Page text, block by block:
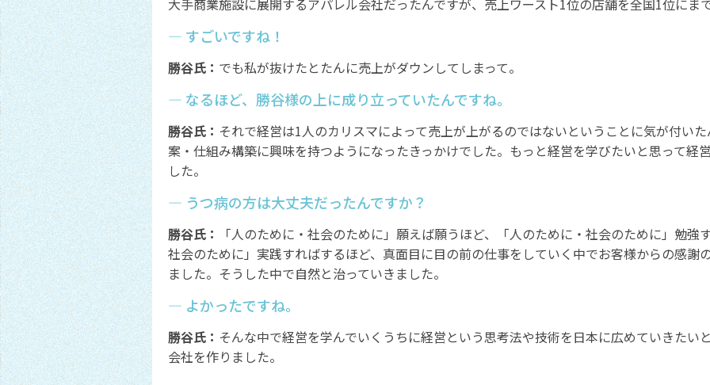
大手商業施設に展開するアパレル会社だったんですが、売上ワースト1位の店舗を全国1位にま
― すごいですね！
勝谷氏： でも私が抜けたとたんに売上がダウンしてしまって。
― なるほど、勝谷様の上に成り立っていたんですね。
勝谷氏： それで経営は1人のカリスマによって売上が上がるのではないということに気が付い
案・仕組み構築に興味を持つようになったきっかけでした。もっと経営を学びたいと思って経
した。
― うつ病の方は大丈夫だったんですか？
勝谷氏：
「人のために・社会のために」願えば願うほど、「人のために・社会のために」勉強
社会のために」実践すればするほど、真面目に目の前の仕事をしていく中でお客様からの感謝
ました。そうした中で自然と治っていきました。
― よかったですね。
勝谷氏： そんな中で経営を学んでいくうちに経営という思考法や技術を日本に広めていきたい
会社を作りました。